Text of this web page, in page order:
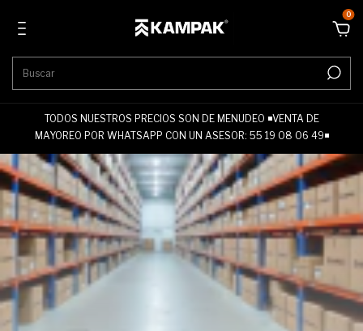
0
TODOS NUESTROS PRECIOS SON DE MENUDEO ◾VENTA DE
MAYOREO POR WHATSAPP CON UN ASESOR: 55 19 08 06 49◾